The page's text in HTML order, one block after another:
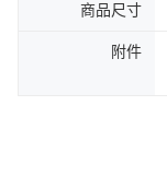
商品尺寸
附件